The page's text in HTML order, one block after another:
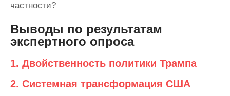
частности?
Выводы по результатам
экспертного опроса
1. Двойственность политики Трампа
2. Системная трансформация США